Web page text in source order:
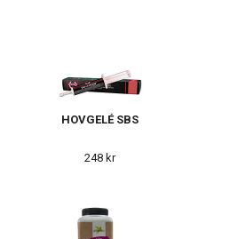
HOVGELÉ SBS
248 kr